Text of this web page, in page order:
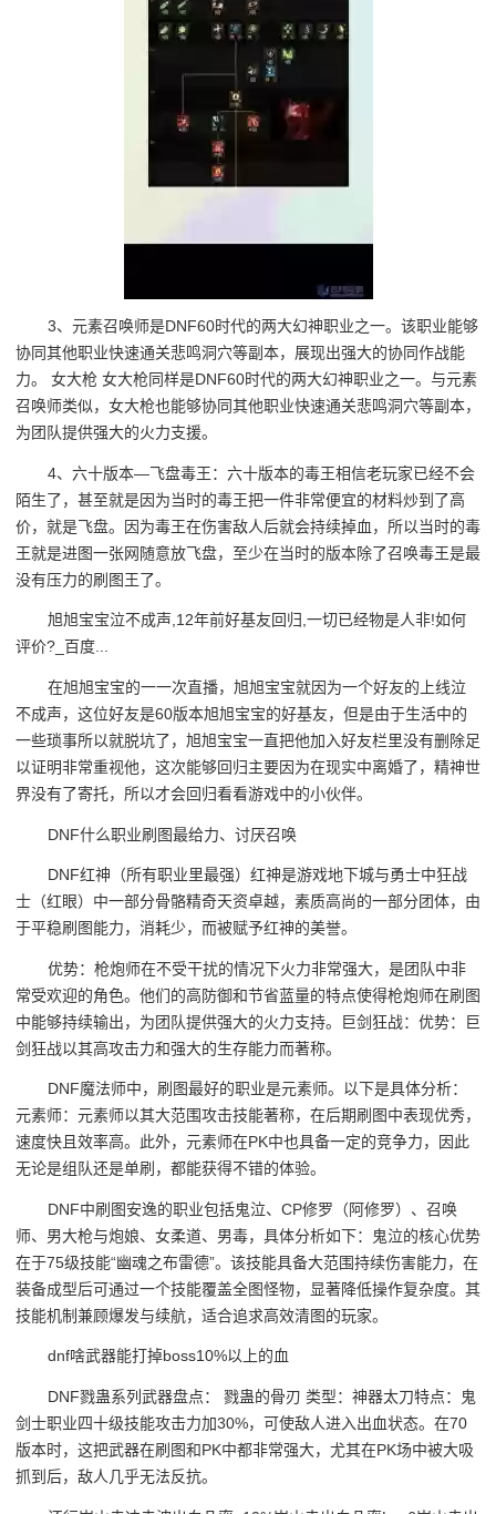
3、元素召唤师是DNF60时代的两大幻神职业之一。该职业能够
协同其他职业快速通关悲鸣洞穴等副本，展现出强大的协同作战能
力。 女大枪 女大枪同样是DNF60时代的两大幻神职业之一。与元素
召唤师类似，女大枪也能够协同其他职业快速通关悲鸣洞穴等副本，
为团队提供强大的火力支援。
4、六十版本—飞盘毒王：六十版本的毒王相信老玩家已经不会
陌生了，甚至就是因为当时的毒王把一件非常便宜的材料炒到了高
价，就是飞盘。因为毒王在伤害敌人后就会持续掉血，所以当时的毒
王就是进图一张网随意放飞盘，至少在当时的版本除了召唤毒王是最
没有压力的刷图王了。
旭旭宝宝泣不成声,12年前好基友回归,一切已经物是人非!如何
评价?_百度...
在旭旭宝宝的一一次直播，旭旭宝宝就因为一个好友的上线泣
不成声，这位好友是60版本旭旭宝宝的好基友，但是由于生活中的
一些琐事所以就脱坑了，旭旭宝宝一直把他加入好友栏里没有删除足
以证明非常重视他，这次能够回归主要因为在现实中离婚了，精神世
界没有了寄托，所以才会回归看看游戏中的小伙伴。
DNF什么职业刷图最给力、讨厌召唤
DNF红神（所有职业里最强）红神是游戏地下城与勇士中狂战
士（红眼）中一部分骨骼精奇天资卓越，素质高尚的一部分团体，由
于平稳刷图能力，消耗少，而被赋予红神的美誉。
优势：枪炮师在不受干扰的情况下火力非常强大，是团队中非
常受欢迎的角色。他们的高防御和节省蓝量的特点使得枪炮师在刷图
中能够持续输出，为团队提供强大的火力支持。巨剑狂战：优势：巨
剑狂战以其高攻击力和强大的生存能力而著称。
DNF魔法师中，刷图最好的职业是元素师。以下是具体分析：
元素师：元素师以其大范围攻击技能著称，在后期刷图中表现优秀，
速度快且效率高。此外，元素师在PK中也具备一定的竞争力，因此
无论是组队还是单刷，都能获得不错的体验。
DNF中刷图安逸的职业包括鬼泣、CP修罗（阿修罗）、召唤
师、男大枪与炮娘、女柔道、男毒，具体分析如下：鬼泣的核心优势
在于75级技能“幽魂之布雷德”。该技能具备大范围持续伤害能力，在
装备成型后可通过一个技能覆盖全图怪物，显著降低操作复杂度。其
技能机制兼顾爆发与续航，适合追求高效清图的玩家。
dnf啥武器能打掉boss10%以上的血
DNF戮蛊系列武器盘点： 戮蛊的骨刃 类型：神器太刀特点：鬼
剑士职业四十级技能攻击力加30%，可使敌人进入出血状态。在70
版本时，这把武器在刷图和PK中都非常强大，尤其在PK场中被大吸
抓到后，敌人几乎无法反抗。